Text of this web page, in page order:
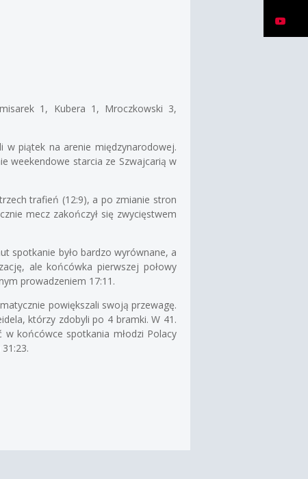
1, Kubera 1, Mroczkowski 3,
w piątek na arenie międzynarodowej.
weekendowe starcia ze Szwajcarią w
trafień (12:9), a po zmianie stron
mecz zakończył się zwycięstwem
spotkanie było bardzo wyrównane, a
ale końcówka pierwszej połowy
prowadzeniem 17:11.
powiększali swoją przewagę.
którzy zdobyli po 4 bramki. W 41.
w końcówce spotkania młodzi Polacy